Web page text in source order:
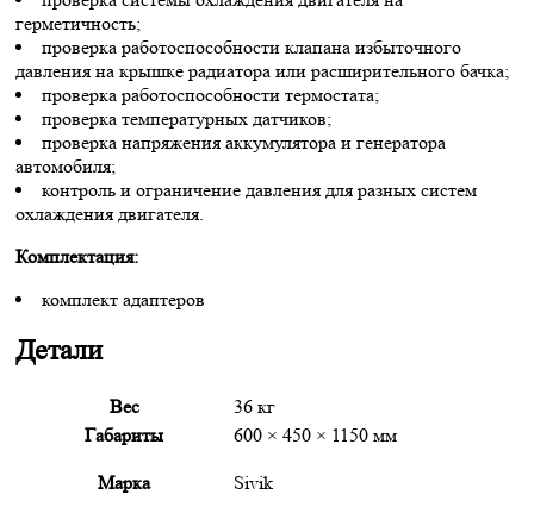
герметичность;
проверка работоспособности клапана избыточного
давления на крышке радиатора или расширительного бачка;
проверка работоспособности термостата;
проверка температурных датчиков;
проверка напряжения аккумулятора и генератора
автомобиля;
контроль и ограничение давления для разных систем
охлаждения двигателя.
Комплектация:
комплект адаптеров
Детали
Вес
36 кг
Габариты
600 × 450 × 1150 мм
Марка Sivik